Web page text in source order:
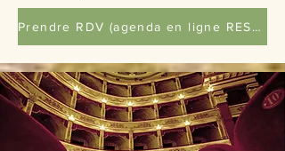
Prendre RDV (agenda en ligne RESALIB)